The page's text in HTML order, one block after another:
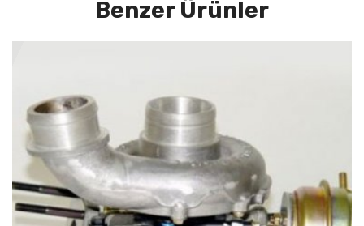
Benzer Ürünler